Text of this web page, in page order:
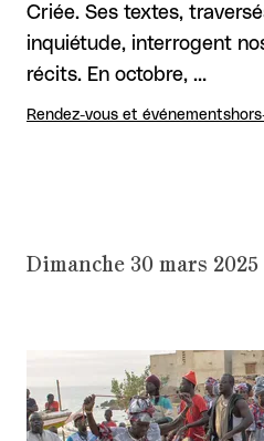
Criée. Ses textes,
inquiétude, interrogent
récits. En octobre, …
Rendez-vous et événements
Dimanche 30 mars 2025